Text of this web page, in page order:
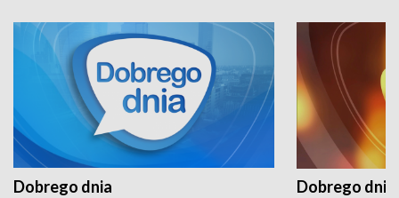
Dobrego dnia Dobrego dnia